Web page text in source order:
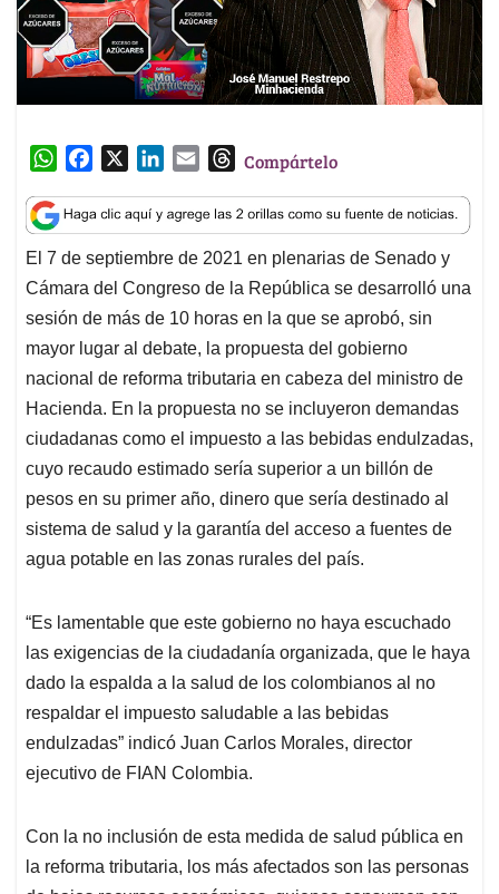
W
a
t
s
A
p
p
c
e
b
o
o
k
n
k
e
d
I
n
a
i
l
T
r
e
a
d
s
Compártelo
El 7 de septiembre de 2021 en plenarias de Senado y
Cámara del Congreso de la República se desarrolló una
sesión de más de 10 horas en la que se aprobó, sin
mayor lugar al debate, la propuesta del gobierno
nacional de reforma tributaria en cabeza del ministro de
Hacienda. En la propuesta no se incluyeron demandas
ciudadanas como el impuesto a las bebidas endulzadas,
cuyo recaudo estimado sería superior a un billón de
pesos en su primer año, dinero que sería destinado al
sistema de salud y la garantía del acceso a fuentes de
agua potable en las zonas rurales del país.
“Es lamentable que este gobierno no haya escuchado
las exigencias de la ciudadanía organizada, que le haya
dado la espalda a la salud de los colombianos al no
respaldar el impuesto saludable a las bebidas
endulzadas” indicó Juan Carlos Morales, director
ejecutivo de FIAN Colombia.
Con la no inclusión de esta medida de salud pública en
la reforma tributaria, los más afectados son las personas